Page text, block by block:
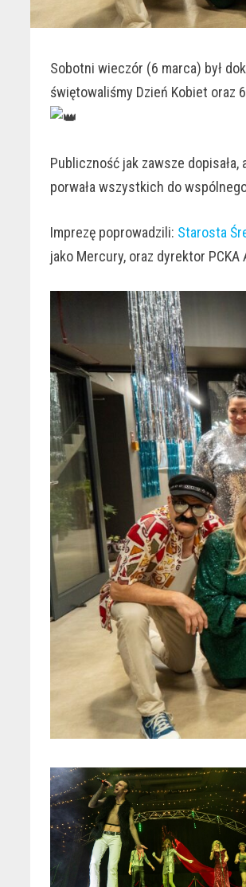
Sobotni wieczór (6 marca) był
świętowaliśmy Dzień Kobiet oraz
Publiczność jak zawsze
porwała wszystkich do
Imprezę poprowadzili: Starosta
jako Mercury, oraz dyrektor PCKA